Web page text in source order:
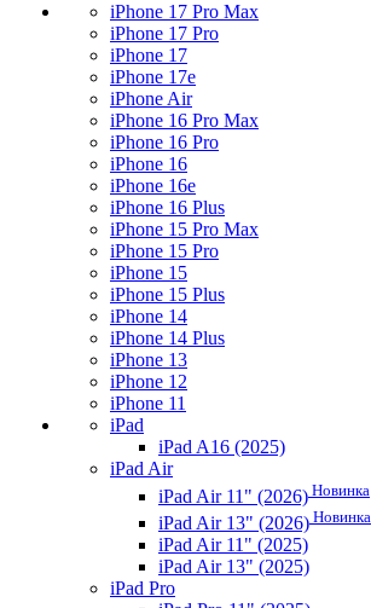
iPhone 17 Pro Max
iPhone 17 Pro
iPhone 17
iPhone 17e
iPhone Air
iPhone 16 Pro Max
iPhone 16 Pro
iPhone 16
iPhone 16e
iPhone 16 Plus
iPhone 15 Pro Max
iPhone 15 Pro
iPhone 15
iPhone 15 Plus
iPhone 14
iPhone 14 Plus
iPhone 13
iPhone 12
iPhone 11
iPad
iPad A16 (2025)
iPad Air
iPad Air 11" (2026) Новинка
iPad Air 13" (2026) Новинка
iPad Air 11" (2025)
iPad Air 13" (2025)
iPad Pro